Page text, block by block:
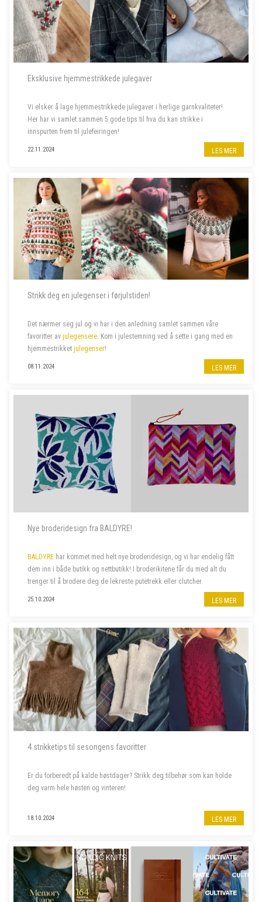
Eksklusive hjemmestrikkede julegaver
Vi elsker å lage hjemmestrikkede julegaver i herlige garnkvaliteter!
Her har vi samlet sammen 5 gode tips til hva du kan strikke i
innspurten frem til julefeiringen!
22.11.2024 LES MER
Strikk deg en julegenser i førjulstiden!
Det nærmer seg jul og vi har i den anledning samlet sammen våre
favoritter av julegensere . Kom i julestemning ved å sette i gang med en
hjemmestrikket julegenser!
08.11.2024 LES MER
Nye broderidesign fra BALDYRE!
BALDYRE har kommet med helt nye broderidesign, og vi har endelig fått
dem inn i både butikk og nettbutikk! I broderikitene får du med alt du
trenger til å brodere deg de lekreste putetrekk eller clutcher.
25.10.2024 LES MER
4 strikketips til sesongens favoritter
Er du forberedt på kalde høstdager? Strikk deg tilbehør som kan holde
deg varm hele høsten og vinteren!
18.10.2024 LES MER